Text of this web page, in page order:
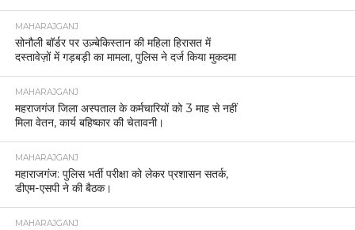
MAHARAJGANJ
सोनौली बॉर्डर पर उज़्बेकिस्तान की महिला हिरासत में
दस्तावेज़ों में गड़बड़ी का मामला, पुलिस ने दर्ज किया मुकदमा
MAHARAJGANJ
महराजगंज जिला अस्पताल के कर्मचारियों को 3 माह से नहीं
मिला वेतन, कार्य बहिष्कार की चेतावनी।
MAHARAJGANJ
महाराजगंज: पुलिस भर्ती परीक्षा को लेकर प्रशासन सतर्क,
डीएम-एसपी ने की बैठक।
MAHARAJGANJ